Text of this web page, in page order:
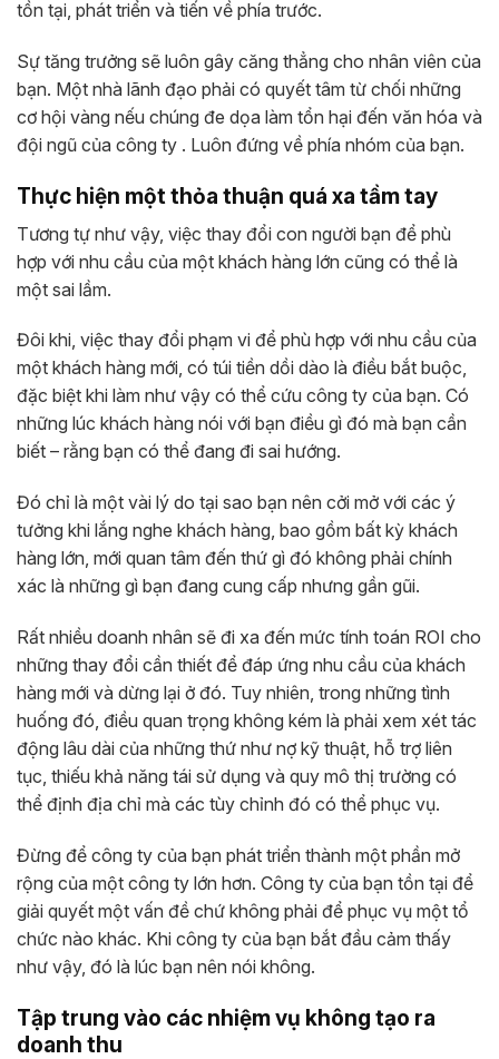
tồn tại, phát triển và tiến về phía trước.
Sự tăng trưởng sẽ luôn gây căng thẳng cho nhân viên của
bạn. Một nhà lãnh đạo phải có quyết tâm từ chối những
cơ hội vàng nếu chúng đe dọa làm tổn hại đến văn hóa và
đội ngũ của công ty . Luôn đứng về phía nhóm của bạn.
Thực hiện một thỏa thuận quá xa tầm tay
Tương tự như vậy, việc thay đổi con người bạn để phù
hợp với nhu cầu của một khách hàng lớn cũng có thể là
một sai lầm.
Đôi khi, việc thay đổi phạm vi để phù hợp với nhu cầu của
một khách hàng mới, có túi tiền dồi dào là điều bắt buộc,
đặc biệt khi làm như vậy có thể cứu công ty của bạn. Có
những lúc khách hàng nói với bạn điều gì đó mà bạn cần
biết – rằng bạn có thể đang đi sai hướng.
Đó chỉ là một vài lý do tại sao bạn nên cởi mở với các ý
tưởng khi lắng nghe khách hàng, bao gồm bất kỳ khách
hàng lớn, mới quan tâm đến thứ gì đó không phải chính
xác là những gì bạn đang cung cấp nhưng gần gũi.
Rất nhiều doanh nhân sẽ đi xa đến mức tính toán ROI cho
những thay đổi cần thiết để đáp ứng nhu cầu của khách
hàng mới và dừng lại ở đó. Tuy nhiên, trong những tình
huống đó, điều quan trọng không kém là phải xem xét tác
động lâu dài của những thứ như nợ kỹ thuật, hỗ trợ liên
tục, thiếu khả năng tái sử dụng và quy mô thị trường có
thể định địa chỉ mà các tùy chỉnh đó có thể phục vụ.
Đừng để công ty của bạn phát triển thành một phần mở
rộng của một công ty lớn hơn. Công ty của bạn tồn tại để
giải quyết một vấn đề chứ không phải để phục vụ một tổ
chức nào khác. Khi công ty của bạn bắt đầu cảm thấy
như vậy, đó là lúc bạn nên nói không.
Tập trung vào các nhiệm vụ không tạo ra
doanh thu